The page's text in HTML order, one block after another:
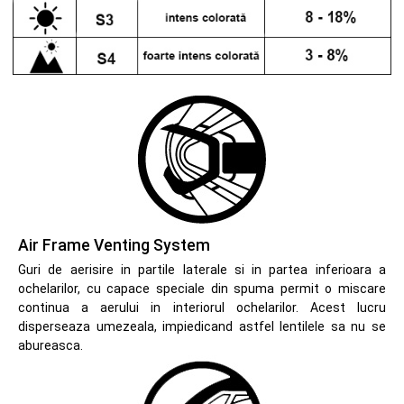
Air Frame Venting System
Guri de aerisire in partile laterale si in partea inferioara a
ochelarilor, cu capace speciale din spuma permit o miscare
continua a aerului in interiorul ochelarilor. Acest lucru
disperseaza umezeala, impiedicand astfel lentilele sa nu se
abureasca.